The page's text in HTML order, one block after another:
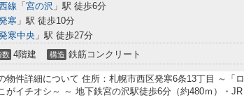
線 「 宮の沢 」駅 徒歩6分
寒 」駅 徒歩10分
寒中央 」駅 徒歩27分
数 4階建 構造 鉄筋コンクリート
物件詳細について 住所：札幌市西区発寒6条13丁目 ～「ロ
がイチオシ～ ～ 地下鉄宮の沢駅徒歩6分（約480ｍ）・JR